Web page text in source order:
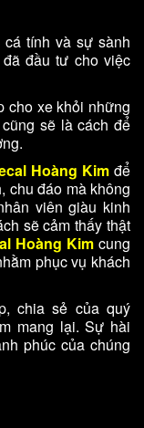
tính và sự sành
đầu tư cho việc
cho xe khỏi những
sẽ là cách để
Hoàng Kim để
chu đáo mà không
viên giàu kinh
sẽ cảm thấy thật
Hoàng Kimcung
phục vụ khách
chia sẻ của quý
mang lại. Sự hài
phúc của chúng